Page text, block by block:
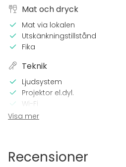
Mat och dryck
Mat via lokalen
Utskänkningstillstånd
Fika
Teknik
Ljudsystem
Projektor el.dyl.
Wi-Fi
TV
Bastu
Visa mer
Recensioner